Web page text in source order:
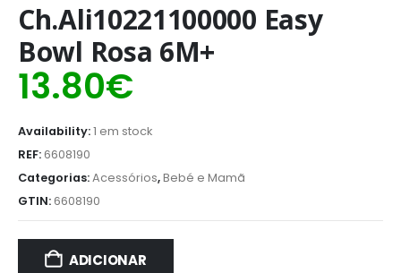
Ch.Ali10221100000 Easy
Bowl Rosa 6M+
13.80€
Availability:1 em stock
REF:6608190
Categorias:Acessórios,Bebé e Mamã
GTIN:6608190
ADICIONAR